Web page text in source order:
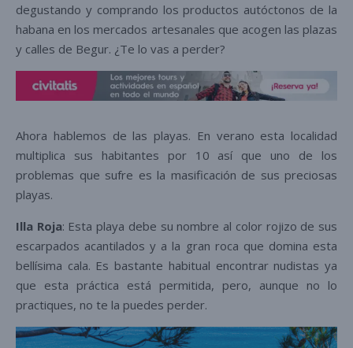
degustando y comprando los productos autóctonos de la
habana en los mercados artesanales que acogen las plazas
y calles de Begur. ¿Te lo vas a perder?
Ahora hablemos de las playas. En verano esta localidad
multiplica sus habitantes por 10 así que uno de los
problemas que sufre es la masificación de sus preciosas
playas.
Illa Roja: Esta playa debe su nombre al color rojizo de sus
escarpados acantilados y a la gran roca que domina esta
bellísima cala. Es bastante habitual encontrar nudistas ya
que esta práctica está permitida, pero, aunque no lo
practiques, no te la puedes perder.